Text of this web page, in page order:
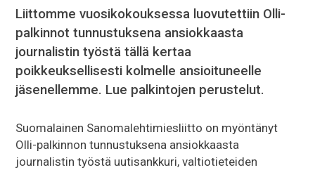
Liittomme vuosikokouksessa luovutettiin Olli-
palkinnot tunnustuksena ansiokkaasta
journalistin työstä tällä kertaa
poikkeuksellisesti kolmelle ansioituneelle
jäsenellemme. Lue palkintojen perustelut.
Suomalainen Sanomalehtimiesliitto on myöntänyt
Olli-palkinnon tunnustuksena ansiokkaasta
journalistin työstä uutisankkuri, valtiotieteiden